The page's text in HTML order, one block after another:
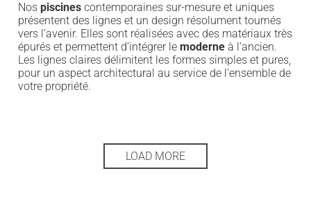
Nos piscines contemporaines sur-mesure et uniques
présentent des lignes et un design résolument tournés
vers l’avenir. Elles sont réalisées avec des matériaux très
épurés et permettent d’intégrer le moderne à l’ancien.
Les lignes claires délimitent les formes simples et pures,
pour un aspect architectural au service de l’ensemble de
votre propriété.
LOAD MORE